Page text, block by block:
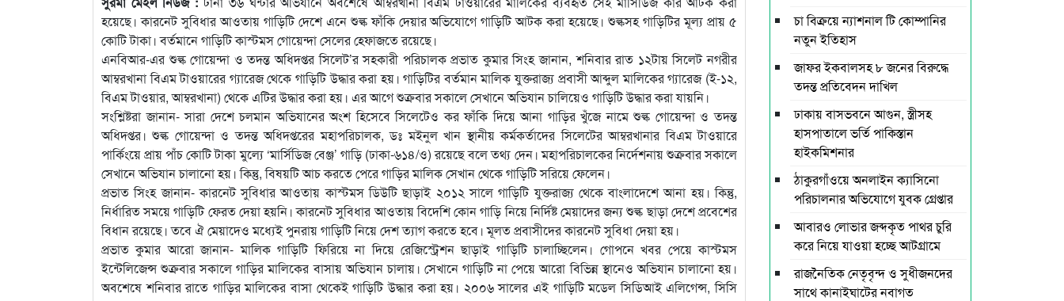
হয়েছে। কারনেট সুবিধার আওতায় গাড়িটি দেশে এনে শুল্ক ফাঁকি দেয়ার অভিযোগে গাড়িটি আটক করা হয়েছে। শুল্কসহ গাড়িটির মূল্য প্রায় ৫
কোটি টাকা। বর্তমানে গাড়িটি কাস্টমস গোয়েন্দা সেলের হেফাজতে রয়েছে।
এনবিআর-এর শুল্ক গোয়েন্দা ও তদন্ত অধিদপ্তর সিলেট’র সহকারী পরিচালক প্রভাত কুমার সিংহ জানান, শনিবার রাত ১২টায় সিলেট নগরীর
আম্বরখানা বিএম টাওয়ারের গ্যারেজ থেকে গাড়িটি উদ্ধার করা হয়। গাড়িটির বর্তমান মালিক যুক্তরাজ্য প্রবাসী আব্দুল মালিকের গ্যারেজ (ই-১২,
বিএম টাওয়ার, আম্বরখানা) থেকে এটির উদ্ধার করা হয়। এর আগে শুক্রবার সকালে সেখানে অভিযান চালিয়েও গাড়িটি উদ্ধার করা যায়নি।
সংশ্লিষ্টরা জানান- সারা দেশে চলমান অভিযানের অংশ হিসেবে সিলেটেও কর ফাঁকি দিয়ে আনা গাড়ির খুঁজে নামে শুল্ক গোয়েন্দা ও তদন্ত
অধিদপ্তর। শুল্ক গোয়েন্দা ও তদন্ত অধিদপ্তরের মহাপরিচালক, ডঃ মইনুল খান স্থানীয় কর্মকর্তাদের সিলেটের আম্বরখানার বিএম টাওয়ারে
পার্কিংয়ে প্রায় পাঁচ কোটি টাকা মুল্যে ‘মার্সিডিজ বেঞ্জ’ গাড়ি (ঢাকা-৬১৪/ও) রয়েছে বলে তথ্য দেন। মহাপরিচালকের নির্দেশনায় শুক্রবার সকালে
সেখানে অভিযান চালানো হয়। কিন্তু, বিষয়টি আচ করতে পেরে গাড়ির মালিক সেখান থেকে গাড়িটি সরিয়ে ফেলেন।
প্রভাত সিংহ জানান- কারনেট সুবিধার আওতায় কাস্টমস ডিউটি ছাড়াই ২০১২ সালে গাড়িটি যুক্তরাজ্য থেকে বাংলাদেশে আনা হয়। কিন্তু,
নির্ধারিত সময়ে গাড়িটি ফেরত দেয়া হয়নি। কারনেট সুবিধার আওতায় বিদেশি কোন গাড়ি নিয়ে নির্দিষ্ট মেয়াদের জন্য শুল্ক ছাড়া দেশে প্রবেশের
বিধান রয়েছে। তবে ঐ মেয়াদেও মধ্যেই পুনরায় গাড়িটি নিয়ে দেশ ত্যাগ করতে হবে। মূলত প্রবাসীদের কারনেট সুবিধা দেয়া হয়।
প্রভাত কুমার আরো জানান- মালিক গাড়িটি ফিরিয়ে না দিয়ে রেজিস্ট্রেশন ছাড়াই গাড়িটি চালাচ্ছিলেন। গোপনে খবর পেয়ে কাস্টমস
ইন্টেলিজেন্স শুক্রবার সকালে গাড়ির মালিকের বাসায় অভিযান চালায়। সেখানে গাড়িটি না পেয়ে আরো বিভিন্ন স্থানেও অভিযান চালানো হয়।
অবশেষে শনিবার রাতে গাড়ির মালিকের বাসা থেকেই গাড়িটি উদ্ধার করা হয়। ২০০৬ সালের এই গাড়িটি মডেল সিডিআই এলিগেন্স, সিসি
চা বিক্রয়ে ন্যাশনাল টি কোম্পানির
নতুন ইতিহাস
জাফর ইকবালসহ ৮ জনের বিরুদ্ধে
তদন্ত প্রতিবেদন দাখিল
ঢাকায় বাসভবনে আগুন, স্ত্রীসহ
হাসপাতালে ভর্তি পাকিস্তান
হাইকমিশনার
ঠাকুরগাঁওয়ে অনলাইন ক্যাসিনো
পরিচালনার অভিযোগে যুবক গ্রেপ্তার
আবারও লোভার জব্দকৃত পাথর চুরি
করে নিয়ে যাওয়া হচ্ছে আটগ্রামে
রাজনৈতিক নেতৃবৃন্দ ও সুধীজনদের
সাথে কানাইঘাটের নবাগত